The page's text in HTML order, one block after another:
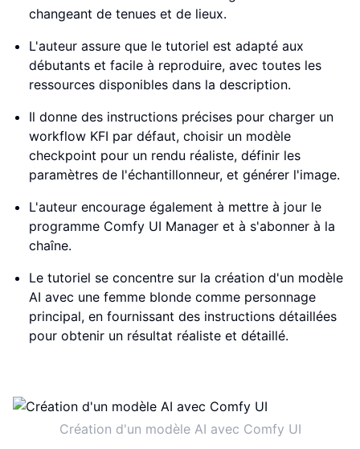
changeant de tenues et de lieux.
L'auteur assure que le tutoriel est adapté aux
débutants et facile à reproduire, avec toutes les
ressources disponibles dans la description.
Il donne des instructions précises pour charger un
workflow KFI par défaut, choisir un modèle
checkpoint pour un rendu réaliste, définir les
paramètres de l'échantillonneur, et générer l'image.
L'auteur encourage également à mettre à jour le
programme Comfy UI Manager et à s'abonner à la
chaîne.
Le tutoriel se concentre sur la création d'un modèle
AI avec une femme blonde comme personnage
principal, en fournissant des instructions détaillées
pour obtenir un résultat réaliste et détaillé.
Création d'un modèle AI avec Comfy UI